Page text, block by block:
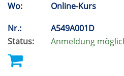
Wo:
Online-Kurs
Nr.:
A549A001D
Status:
Anmeldung